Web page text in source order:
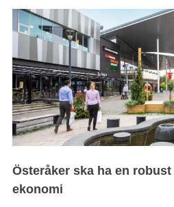
Österåker ska ha en
ekonomi